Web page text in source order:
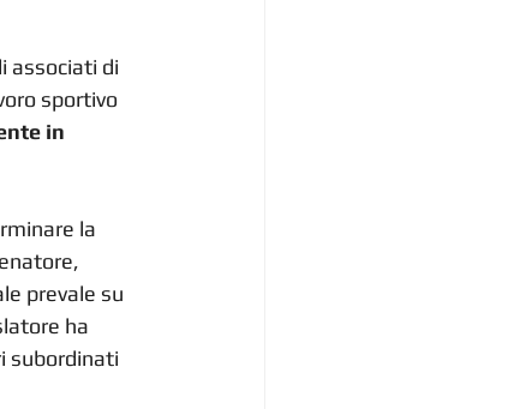
associati di
sportivo
in
la
prevale su
ha
subordinati